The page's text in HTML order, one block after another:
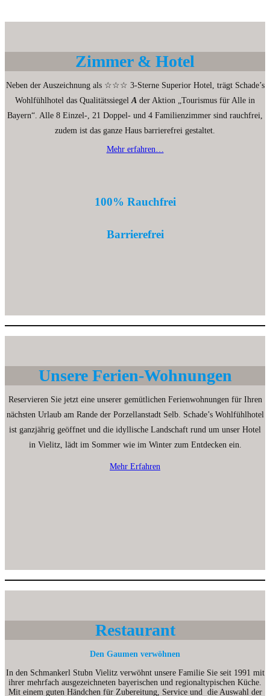
Zimmer & Hotel
Neben der Auszeichnung als ☆☆☆ 3-Sterne Superior Hotel, trägt Schade’s
Wohlfühlhotel das QualitätssiegelA der Aktion „Tourismus für Alle in
Bayern“. Alle 8 Einzel-, 21 Doppel- und 4 Familienzimmer sind rauchfrei,
zudem ist das ganze Haus barrierefrei gestaltet.
Mehr erfahren…
100% Rauchfrei
Barrierefrei
Unsere Ferien-Wohnungen
Reservieren Sie jetzt eine unserer gemütlichen Ferienwohnungen für Ihren
nächsten Urlaub am Rande der Porzellanstadt Selb. Schade’s Wohlfühlhotel
ist ganzjährig geöffnet und die idyllische Landschaft rund um unser Hotel
in Vielitz, lädt im Sommer wie im Winter zum Entdecken ein.
Mehr Erfahren
Restaurant
Den Gaumen verwöhnen
In den Schmankerl Stubn Vielitz verwöhnt unsere Familie Sie seit 1991 mit
ihrer mehrfach ausgezeichneten bayerischen und regionaltypischen Küche.
Mit einem guten Händchen für Zubereitung, Service und die Auswahl der